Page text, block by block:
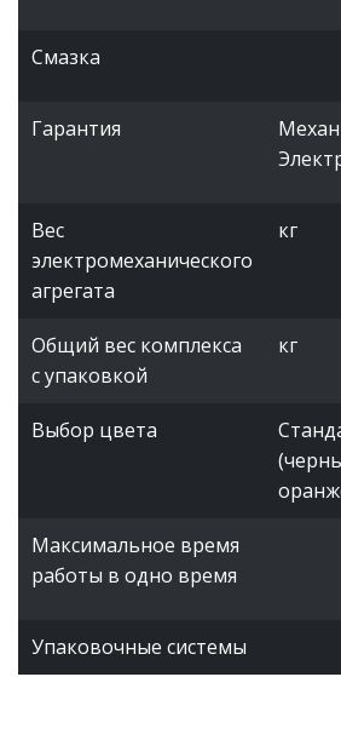
Смазка
Гарантия
Вес
электромеханического
агрегата
кг
Общий вес комплекса
с упаковкой
кг
Выбор цвета
Максимальное время
работы в одно время
Упаковочные системы